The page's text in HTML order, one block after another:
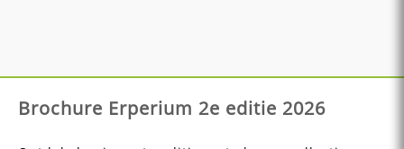
Brochure Erperium 2e editie 2026